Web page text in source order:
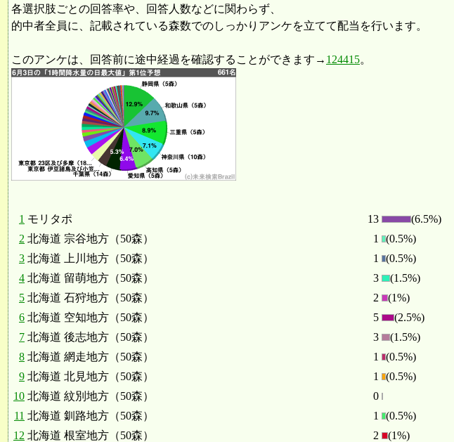
各選択肢ごとの回答率や、回答人数などに関わらず、
的中者全員に、記載されている森数でのしっかりアンケを立てて配当を行います。
このアンケは、回答前に途中経過を確認することができます→ 124415。
1 モリタポ 13
(6.5%)
2 北海道 宗谷地方（50森） 1
(0.5%)
3 北海道 上川地方（50森） 1
(0.5%)
4 北海道 留萌地方（50森） 3
(1.5%)
5 北海道 石狩地方（50森） 2
(1%)
6 北海道 空知地方（50森） 5
(2.5%)
7 北海道 後志地方（50森） 3
(1.5%)
8 北海道 網走地方（50森） 1
(0.5%)
9 北海道 北見地方（50森） 1
(0.5%)
10 北海道 紋別地方（50森）
0
11 北海道 釧路地方（50森） 1
(0.5%)
12 北海道 根室地方（50森） 2
(1%)